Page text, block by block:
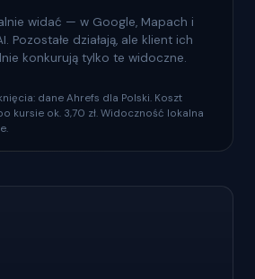
widać — w Google, Mapach i
Pozostałe działają, ale klient ich
konkurują tylko te widoczne.
dane Ahrefs dla Polski. Koszt
kursie ok. 3,70 zł. Widoczność lokalna